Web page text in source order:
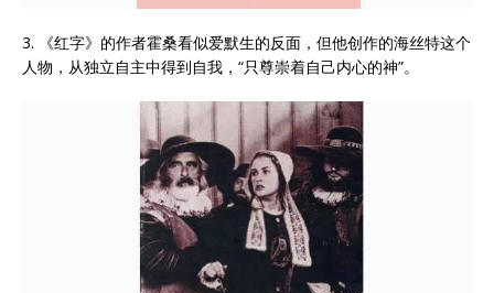
3. 《红字》的作者霍桑看似爱默生的反面，但他创作的海丝特这个
人物，从独立自主中得到自我，“只尊崇着自己内心的神”。